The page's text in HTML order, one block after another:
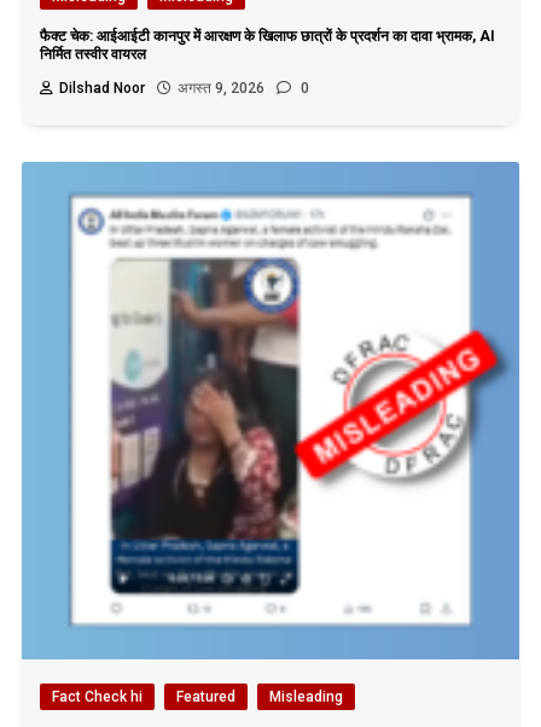
फैक्ट चेक: आईआईटी कानपुर में आरक्षण के खिलाफ छात्रों के प्रदर्शन का दावा भ्रामक, AI
निर्मित तस्वीर वायरल
Dilshad Noor
अगस्त 9, 2026 0
Fact Check hi Featured Misleading